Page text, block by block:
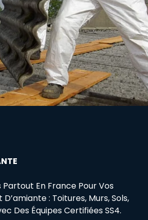
En France Pour Vos
D’amiante : Toitures, Murs, Sols,
Des Équipes Certifiées SS4.